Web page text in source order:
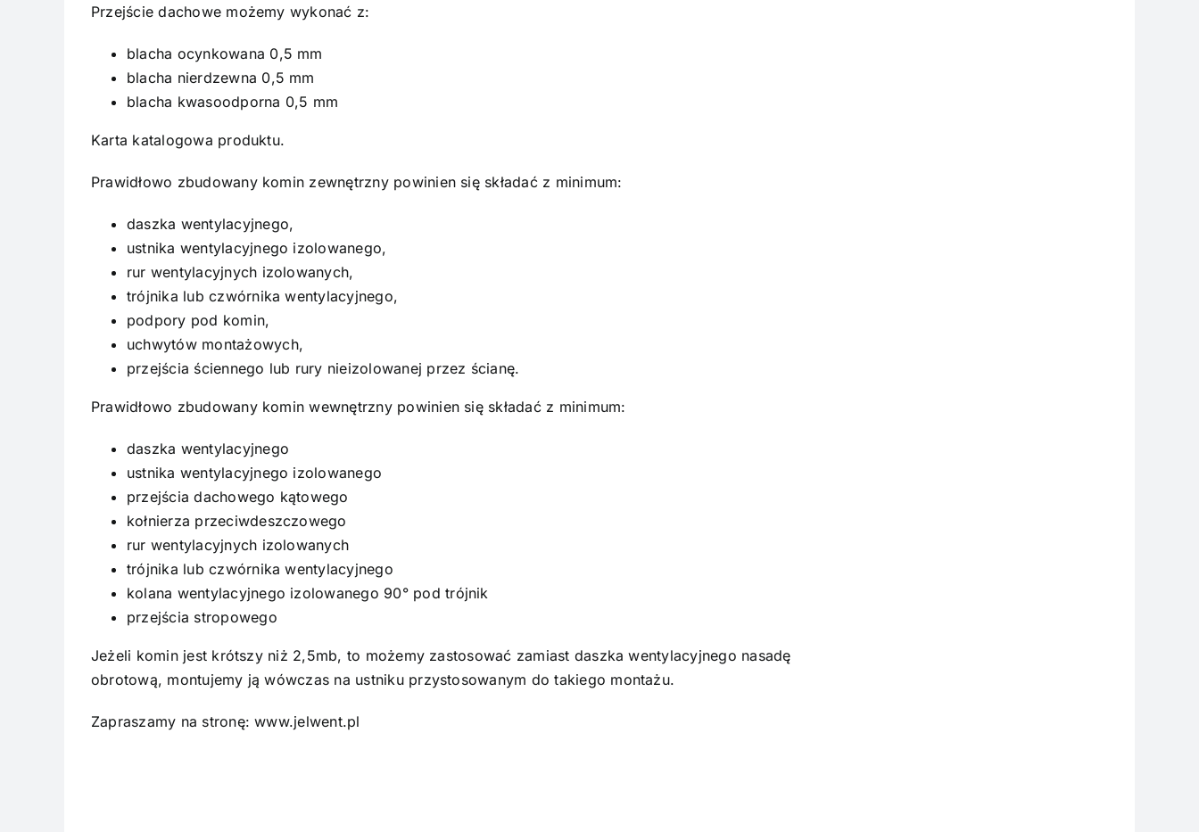
Przejście dachowe możemy wykonać z:
blacha ocynkowana 0,5 mm
blacha nierdzewna 0,5 mm
blacha kwasoodporna 0,5 mm
Karta katalogowa produktu.
Prawidłowo zbudowany komin zewnętrzny powinien się składać z minimum:
daszka wentylacyjnego,
ustnika wentylacyjnego izolowanego,
rur wentylacyjnych izolowanych,
trójnika lub czwórnika wentylacyjnego,
podpory pod komin,
uchwytów montażowych,
przejścia ściennego lub rury nieizolowanej przez ścianę.
Prawidłowo zbudowany komin wewnętrzny powinien się składać z minimum:
daszka wentylacyjnego
ustnika wentylacyjnego izolowanego
przejścia dachowego kątowego
kołnierza przeciwdeszczowego
rur wentylacyjnych izolowanych
trójnika lubczwórnika wentylacyjnego
kolana wentylacyjnego izolowanego 90° pod trójnik
przejścia stropowego
Jeżeli komin jest krótszy niż 2,5mb, to możemy zastosować zamiast daszka wentylacyjnego nasadę
obrotową, montujemy ją wówczas na ustniku przystosowanym do takiego montażu.
Zapraszamy na stronę:www.jelwent.pl